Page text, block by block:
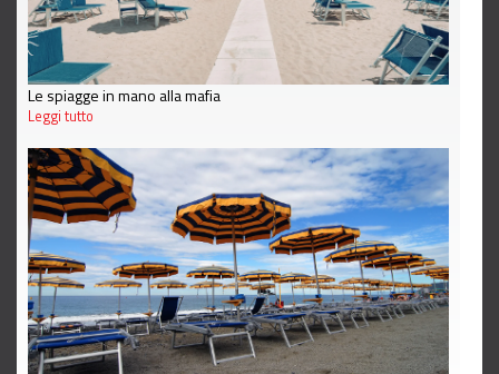
Le spiagge in mano alla mafia
Leggi tutto